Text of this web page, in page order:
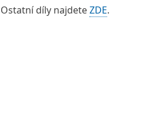
Ostatní díly najdeteZDE.